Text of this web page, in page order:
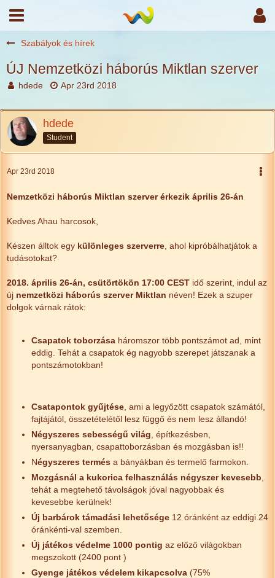
Szabályok és hírek
ÚJ Nemzetközi háborús Miktlan szerver
hdede Apr 23rd 2018
hdede
Student
Apr 23rd 2018
Nemzetközi háborús Miktlan szerver érkezik április 26-án
Kedves Ahau harcosok,
Készen álltok egy különleges szerverre , ahol kipróbálhatjátok a
tudásotokat?
2018. április 26-án, csütörtökön 17:00 CEST idő szerint, indul az
új nemzetközi háborús szerver Miktlan néven! Ezek a szuper
dolgok várnak rátok:
Csapatok toborzása háromszor több pontszámot ad, mint
eddig. Tehát a csapatok ég nagyobb szerepet játszanak a
pontszámotokban!
Csatapontok gyűjtése , ami a legyőzött csapatok számától,
fajtájától, összetételétől lesz függő és nem lesz állandó!
Négyszeres sebességű világ , építkezésben,
nyersanyagban, csapattoborzásban és mozgásban is!!
Négyszeres termés a bányákban és termelő farmokon.
Mozgásnál a kukorica felhasználás négyszer kevesebb
tehát a megtehető távolságok jóval nagyobbak és
kevesebbe kerülnek!
Új barbárok támadási lehetősége 12 óránként az eddigi 24
óránkénti-val szemben.
Új játékos védelme 1000 pontig az előző világokban
megszokott (2400 pont )
Gyenge játékos védelem kikapcsolva (75%